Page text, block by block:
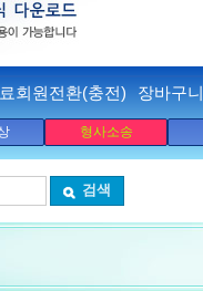
회원전환(충전) 장바구니
형사소송
검색